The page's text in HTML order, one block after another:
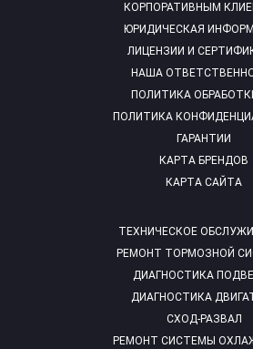
ТЕХНИЧЕСКОЕ
РЕМОНТ ТОРМОЗНОЙ
ДИАГНОСТИКА
ДИАГНОСТИКА
СХОД-РАЗВАЛ
РЕМОНТ СИСТЕМЫ
КОРПОРАТИВНЫМ
ЮРИДИЧЕСКАЯ
ЛИЦЕНЗИИ И
НАША
ПОЛИТИКА
ПОЛИТИКА
ГАРАНТИИ
КАРТА БРЕНДОВ
КАРТА САЙТА